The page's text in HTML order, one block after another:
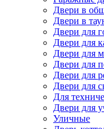
Двери в
Двери в
Двери для
Двери для
Двери для
Двери для
Двери для
Двери для
Для
Двери для
Уличные